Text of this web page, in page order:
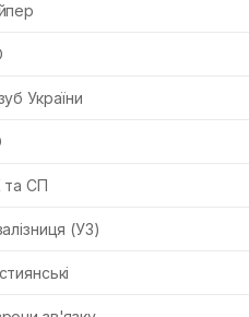
України
та СП
(УЗ)